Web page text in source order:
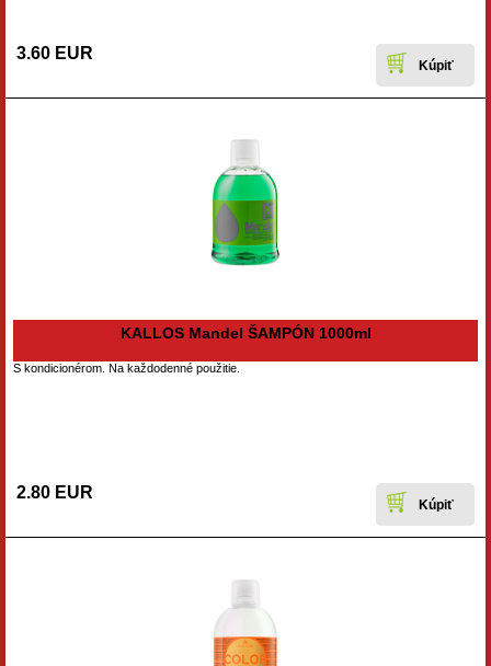
3.60 EUR
KALLOS Mandel ŠAMPÓN 1000ml
S kondicionérom. Na každodenné použitie.
2.80 EUR